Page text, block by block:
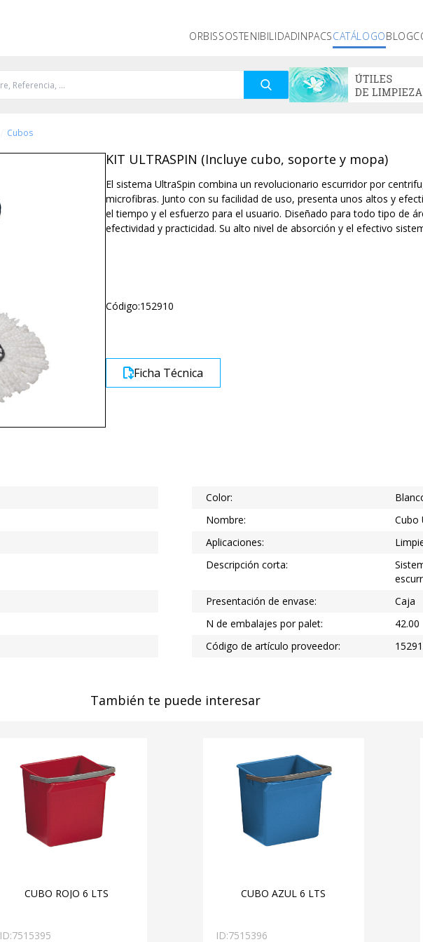
ORBISSOSTENIBILIDADINPACSCATÁLOGOBLOG
Cubos
KIT ULTRASPIN (Incluye cubo, soporte y mopa)
El sistema UltraSpin combina un revolucionario escurridor por
microfibras. Junto con su facilidad de uso, presenta unos altos y
el tiempo y el esfuerzo para el usuario. Diseñado para todo tipo de
efectividad y practicidad. Su alto nivel de absorción y el efectivo
Código:152910
Ficha Técnica
Color:
Nombre:
Cubo
Aplicaciones:
Descripción corta:
Presentación de envase:
Caja
N de embalajes por palet:
42.00
Código de artículo proveedor:
También te puede interesar
CUBO ROJO 6 LTS
ID:7515395
CUBO AZUL 6 LTS
ID:7515396